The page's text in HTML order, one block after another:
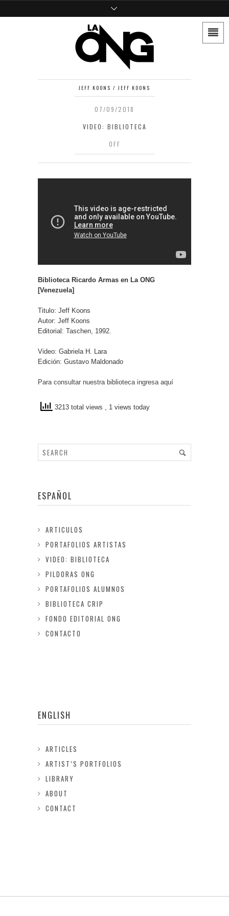
JEFF KOONS / JEFF KOONS
07/09/2018
VIDEO: BIBLIOTECA
OFF
Biblioteca Ricardo Armas en La ONG
[Venezuela]
Titulo: Jeff Koons
Autor: Jeff Koons
Editorial: Taschen, 1992.
Video: Gabriela H. Lara
Edición: Gustavo Maldonado
Para consultar nuestra biblioteca ingresa aquí
3213 total views , 1 views today
ESPAÑOL
ARTICULOS
PORTAFOLIOS ARTISTAS
VIDEO: BIBLIOTECA
PILDORAS ONG
PORTAFOLIOS ALUMNOS
BIBLIOTECA CRIP
FONDO EDITORIAL ONG
CONTACTO
ENGLISH
ARTICLES
ARTIST’S PORTFOLIOS
LIBRARY
ABOUT
CONTACT